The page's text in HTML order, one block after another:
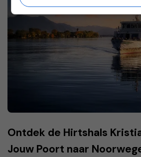
Ontdek de Hirtshals
Jouw Poort naar